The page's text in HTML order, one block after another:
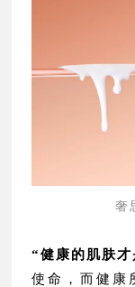
奢
“健康的肌肤才
使命，而健康